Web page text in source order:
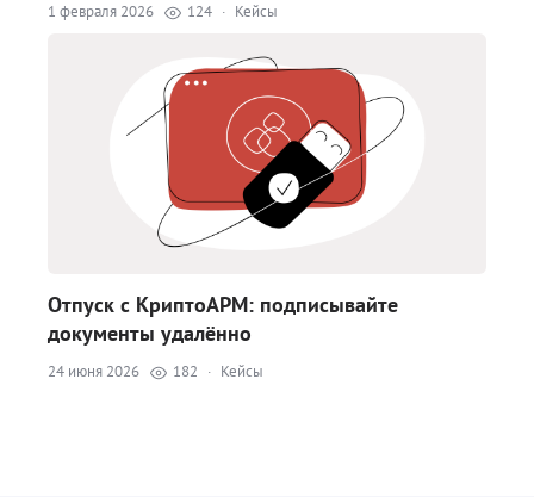
1 февраля 2026 124 · Кейсы
Отпуск с КриптоАРМ: подписывайте
документы удалённо
24 июня 2026 182 · Кейсы